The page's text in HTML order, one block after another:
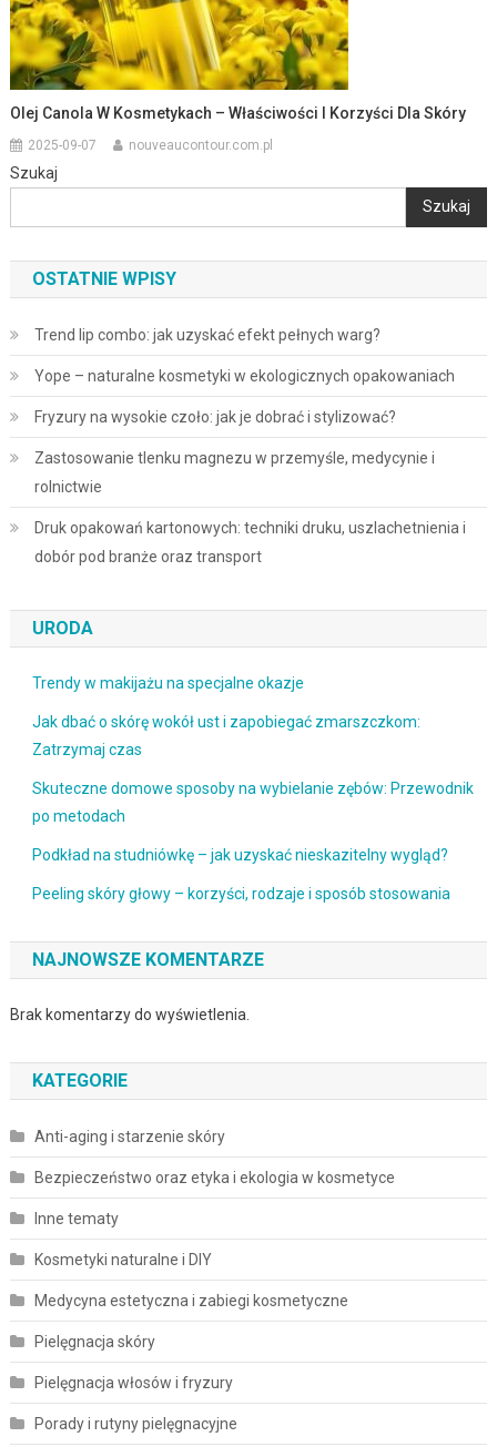
Olej Canola W Kosmetykach – Właściwości I Korzyści Dla Skóry
2025-09-07 nouveaucontour.com.pl
Szukaj
Szukaj
OSTATNIE WPISY
Trend lip combo: jak uzyskać efekt pełnych warg?
Yope – naturalne kosmetyki w ekologicznych opakowaniach
Fryzury na wysokie czoło: jak je dobrać i stylizować?
Zastosowanie tlenku magnezu w przemyśle, medycynie i
rolnictwie
Druk opakowań kartonowych: techniki druku, uszlachetnienia i
dobór pod branże oraz transport
URODA
Trendy w makijażu na specjalne okazje
Jak dbać o skórę wokół ust i zapobiegać zmarszczkom:
Zatrzymaj czas
Skuteczne domowe sposoby na wybielanie zębów: Przewodnik
po metodach
Podkład na studniówkę – jak uzyskać nieskazitelny wygląd?
Peeling skóry głowy – korzyści, rodzaje i sposób stosowania
NAJNOWSZE KOMENTARZE
Brak komentarzy do wyświetlenia.
KATEGORIE
Anti-aging i starzenie skóry
Bezpieczeństwo oraz etyka i ekologia w kosmetyce
Inne tematy
Kosmetyki naturalne i DIY
Medycyna estetyczna i zabiegi kosmetyczne
Pielęgnacja skóry
Pielęgnacja włosów i fryzury
Porady i rutyny pielęgnacyjne